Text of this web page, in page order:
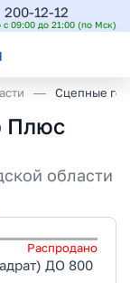
200-12-12
с 09:00 до 21:00 (по Мск)
Сцепные
Плюс
области
Распродано
ДО 800